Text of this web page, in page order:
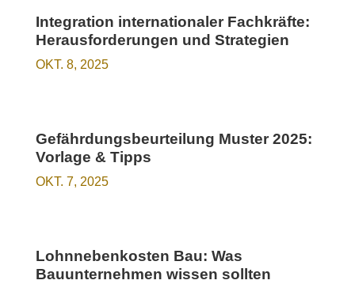
Integration internationaler Fachkräfte:
Herausforderungen und Strategien
OKT. 8, 2025
Gefährdungsbeurteilung Muster 2025:
Vorlage & Tipps
OKT. 7, 2025
Lohnnebenkosten Bau: Was
Bauunternehmen wissen sollten